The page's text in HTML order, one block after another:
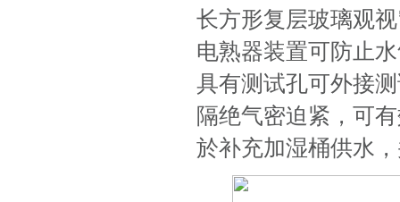
长方形复层玻璃观
电熟器装置可防止
具有测试孔可外接
隔绝气密迫紧，可
於补充加湿桶供水